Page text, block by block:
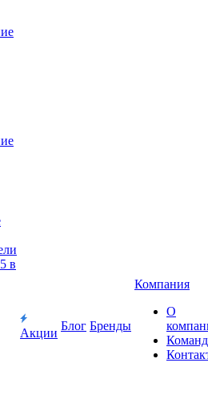
в
Акции
Блог Бренды
Компания
О